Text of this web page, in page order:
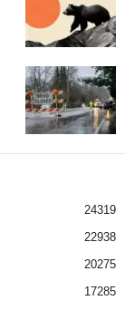
24319
22938
20275
17285